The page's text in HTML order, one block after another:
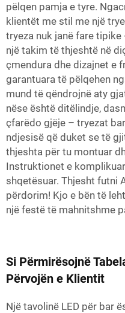
pëlqen pamja e tyre.
klientët me stil me një
tryeza nuk janë fare
një takim të thjeshtë në
çmendura dhe dizajnet e
garantuara të pëlqehen
mund të qëndrojnë aty
nëse është ditëlindje,
çfarëdo gjëje – tryezat
ndjesisë që duket se të
thjeshta për tu montuar
Instruktionet e
shqetësuar. Thjesht futni
përdorim! Kjo e bën të
një festë të mahnitshme
Si Përmirësojnë
Përvojën e Klientit
Një tavolinë LED për bar